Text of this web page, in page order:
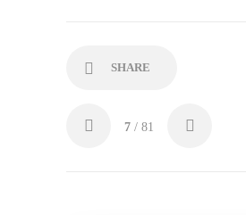
SHARE
7 / 81